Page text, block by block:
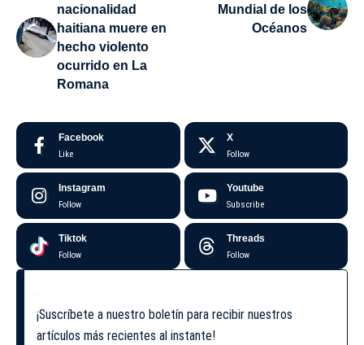
nacionalidad
haitiana muere en
hecho violento
ocurrido en La
Romana
Mundial de los
Océanos
Facebook
Like
X
Follow
Instagram
Follow
Youtube
Subscribe
Tiktok
Follow
Threads
Follow
¡Suscríbete a nuestro boletín para recibir nuestros
artículos más recientes al instante!